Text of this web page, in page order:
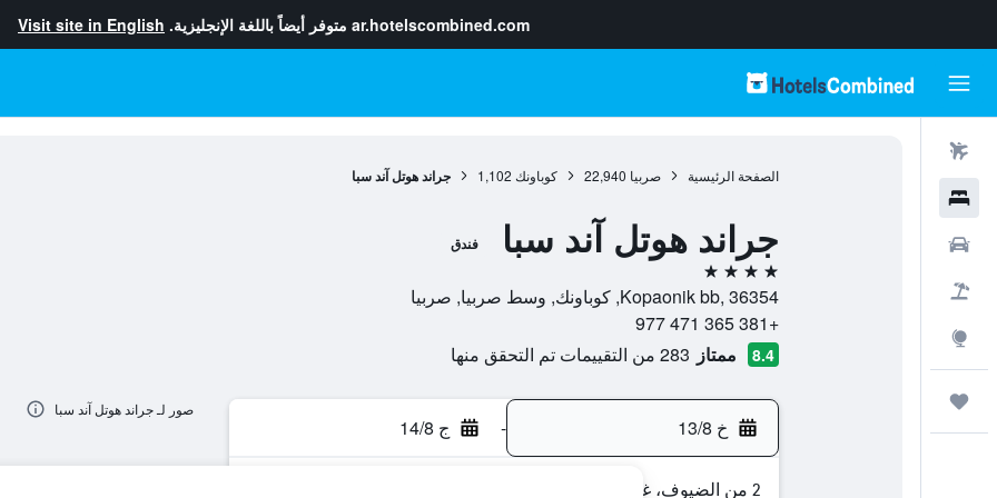
ar.hotelscombined.com متوفر أيضاً باللغة الإنجليزية. Visit site in English
الصفحة الرئيسية صربيا 22,940 كوباونك 1,102 جراند هوتل آند سبا
جراند هوتل آند سبا فندق
4 نجوم
Kopaonik bb, 36354, كوباونك, وسط صربيا, صربيا
+381 365 471 977
8.4 ممتاز 283 من التقييمات تم التحقق منها
خ 13/8 - ج 14/8
2 من الضيوف، غرفة واحدة
صور لـ جراند هوتل آند سبا